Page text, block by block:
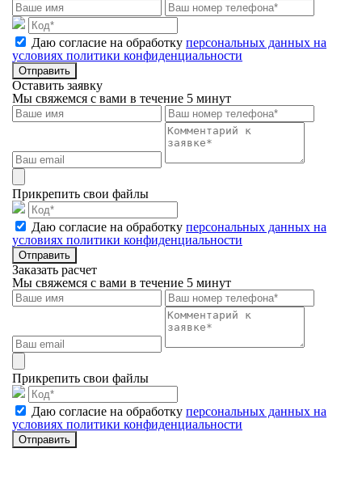
Даю согласие на обработку персональных данных на
условиях политики конфиденциальности
Отправить
Оставить заявку
Мы свяжемся с вами в течение 5 минут
Прикрепить свои файлы
Даю согласие на обработку персональных данных на
условиях политики конфиденциальности
Отправить
Заказать расчет
Мы свяжемся с вами в течение 5 минут
Прикрепить свои файлы
Даю согласие на обработку персональных данных на
условиях политики конфиденциальности
Отправить